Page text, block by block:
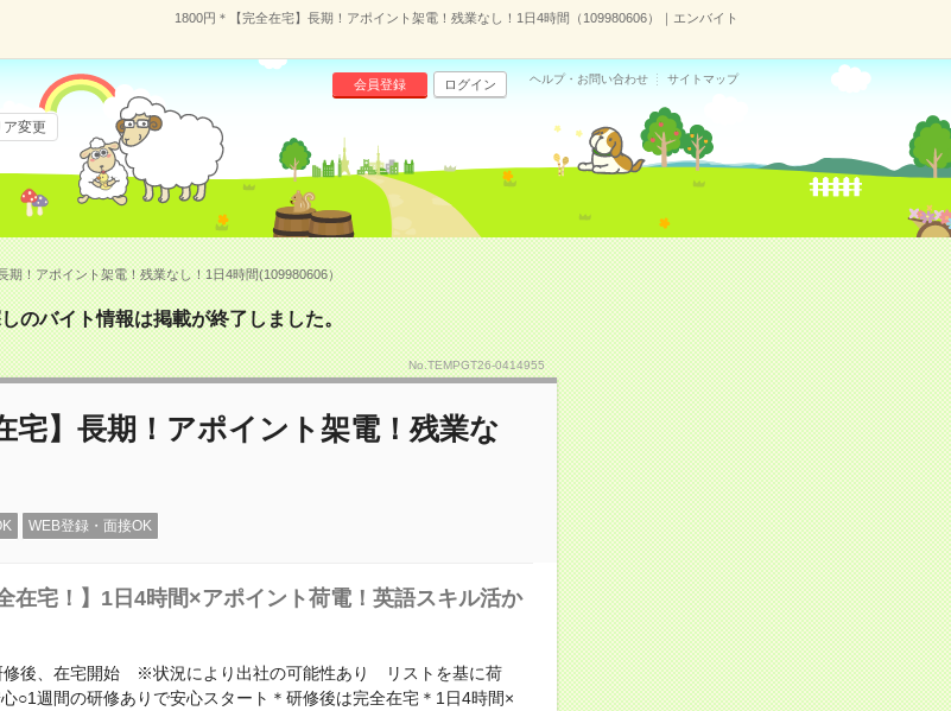
1800円＊【完全在宅】長期！アポイント架電！残業なし！1日4時間（109980606）｜エンバイト
会員登録 ログイン ヘルプ・お問い合わせ サイトマップ
ア変更
期！アポイント架電！残業なし！1日4時間(109980606）
のバイト情報は掲載が終了しました。
No.TEMPGT26-0414955
宅】長期！アポイント架電！残業な
WEB登録・面接OK
在宅！】1日4時間×アポイント荷電！英語スキル活か
修後、在宅開始 ※状況により出社の可能性あり リストを基に荷
○1週間の研修ありで安心スタート＊研修後は完全在宅＊1日4時間×